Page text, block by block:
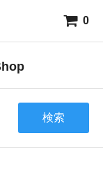
0
検索